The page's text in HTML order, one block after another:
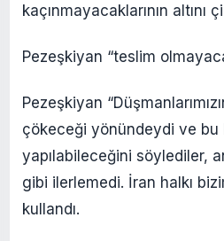
kaçınmayacaklarının altını
Pezeşkiyan “teslim
Pezeşkiyan
çökeceği yönündeydi ve bu
yapılabileceğini söylediler,
gibi ilerlemedi. İran halkı
kullandı.